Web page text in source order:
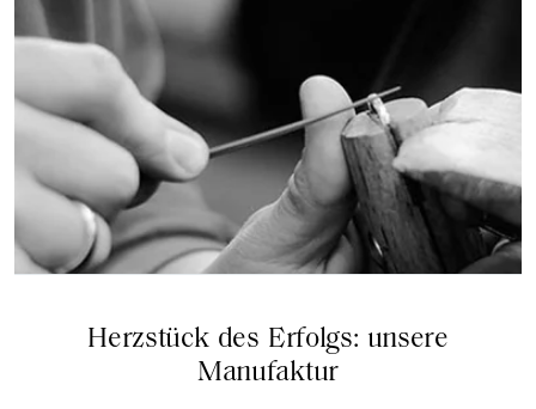
Herzstück des Erfolgs: unsere
Manufaktur